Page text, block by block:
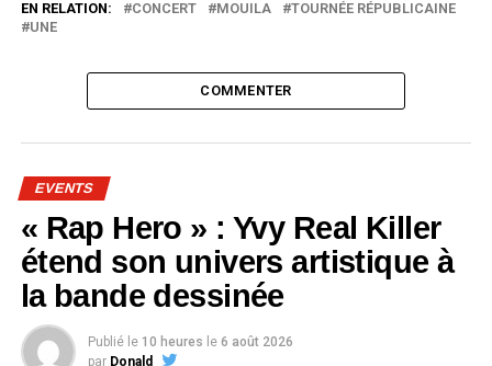
EN RELATION: CONCERT MOUILA
TOURNÉE RÉPUBLICAINE
UNE
COMMENTER
EVENTS
« Rap Hero » : Yvy Real Killer
étend son univers artistique à
la bande dessinée
Publié le 10 heures le 6 août 2026
par Donald